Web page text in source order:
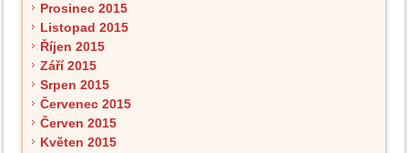
Prosinec 2015
Listopad 2015
Říjen 2015
Září 2015
Srpen 2015
Červenec 2015
Červen 2015
Květen 2015